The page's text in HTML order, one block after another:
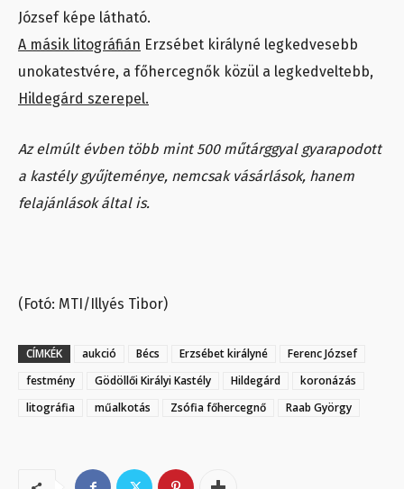
József képe látható.
A másik litográfián Erzsébet királyné legkedvesebb
unokatestvére, a főhercegnők közül a legkedveltebb,
Hildegárd szerepel.
Az elmúlt évben több mint 500 műtárggyal gyarapodott
a kastély gyűjteménye, nemcsak vásárlások, hanem
felajánlások által is.
(Fotó: MTI/Illyés Tibor)
CÍMKÉK aukció Bécs Erzsébet királyné
Ferenc József
festmény
Gödöllői Királyi Kastély Hildegárd
koronázás
litográfia
műalkotás Zsófia főhercegnő Raab György